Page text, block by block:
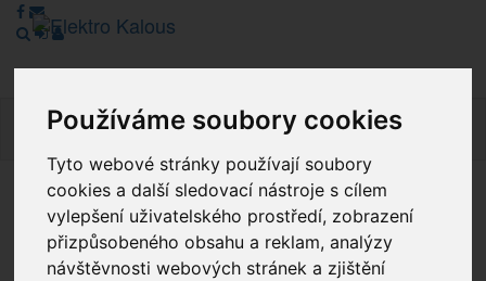
Používáme soubory cookies
Tyto webové stránky používají soubory
cookies a další sledovací nástroje s cílem
vylepšení uživatelského prostředí, zobrazení
přizpůsobeného obsahu a reklam, analýzy
návštěvnosti webových stránek a zjištění
Vážení zákazníci, v tuto chvíli je Náš internetový obchod v
režimu Katalogu. Objednávky on-line nyní nelze vyřídit.
Děkujeme za pochopení.